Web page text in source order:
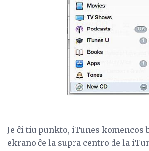
Je ĉi tiu punkto, iTunes komencos
ekrano ĉe la supra centro de la